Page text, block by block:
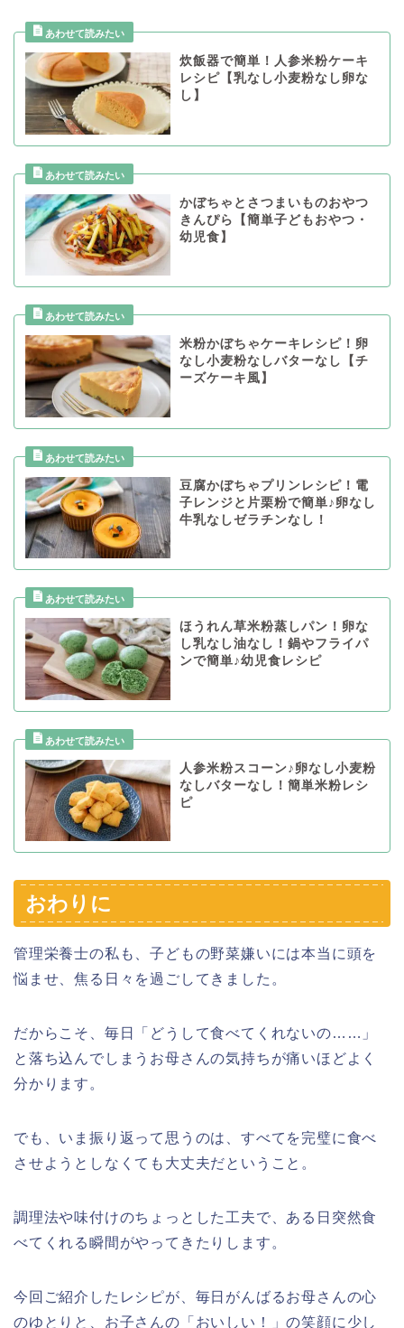
炊飯器で簡単！人参米粉ケーキ
レシピ【乳なし小麦粉なし卵な
し】
かぼちゃとさつまいものおやつ
きんぴら【簡単子どもおやつ・
幼児食】
米粉かぼちゃケーキレシピ！卵
なし小麦粉なしバターなし【チ
ーズケーキ風】
豆腐かぼちゃプリンレシピ！電
子レンジと片栗粉で簡単♪卵なし
牛乳なしゼラチンなし！
ほうれん草米粉蒸しパン！卵な
し乳なし油なし！鍋やフライパ
ンで簡単♪幼児食レシピ
人参米粉スコーン♪卵なし小麦粉
なしバターなし！簡単米粉レシ
ピ
おわりに
管理栄養士の私も、子どもの野菜嫌いには本当に頭を
悩ませ、焦る日々を過ごしてきました。
だからこそ、毎日「どうして食べてくれないの……」
と落ち込んでしまうお母さんの気持ちが痛いほどよく
分かります。
でも、いま振り返って思うのは、すべてを完璧に食べ
させようとしなくても大丈夫だということ。
調理法や味付けのちょっとした工夫で、ある日突然食
べてくれる瞬間がやってきたりします。
今回ご紹介したレシピが、毎日がんばるお母さんの心
のゆとりと、お子さんの「おいしい！」の笑顔に少し